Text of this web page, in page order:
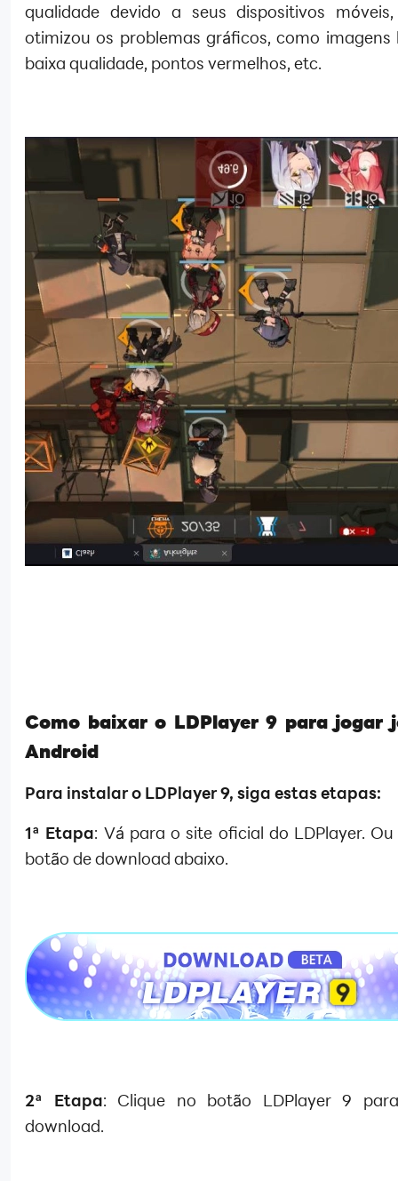
qualidade devido a seus dispositivos
otimizou os problemas gráficos, como imagens
baixa qualidade, pontos vermelhos, etc.
Como baixar o LDPlayer 9 para jogar
Android
Para instalar o LDPlayer 9, siga estas etapas:
1ª Etapa: Vá para o site oficial do LDPlayer.
botão de download abaixo.
2ª Etapa: Clique no botão LDPlayer 9
download.